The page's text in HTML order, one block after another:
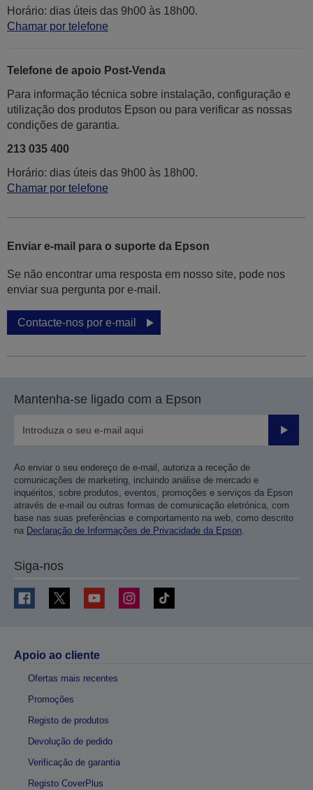
Horário: dias úteis das 9h00 às 18h00.
Chamar por telefone
Telefone de apoio Post-Venda
Para informação técnica sobre instalação, configuração e
utilização dos produtos Epson ou para verificar as nossas
condições de garantia.
213 035 400
Horário: dias úteis das 9h00 às 18h00.
Chamar por telefone
Enviar e-mail para o suporte da Epson
Se não encontrar uma resposta em nosso site, pode nos
enviar sua pergunta por e-mail.
Contacte-nos por e-mail
Mantenha-se ligado com a Epson
Enviar
Ao enviar o seu endereço de e-mail, autoriza a receção de
comunicações de marketing, incluindo análise de mercado e
inquéritos, sobre produtos, eventos, promoções e serviços da Epson
através de e-mail ou outras formas de comunicação eletrónica, com
base nas suas preferências e comportamento na web, como descrito
na Declaração de Informações de Privacidade da Epson.
Siga-nos
Apoio ao cliente
Ofertas mais recentes
Promoções
Registo de produtos
Devolução de pedido
Verificação de garantia
Registo CoverPlus